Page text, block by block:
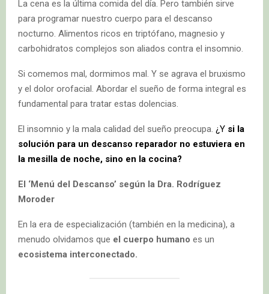
La cena es la última comida del día. Pero también sirve
para programar nuestro cuerpo para el descanso
nocturno. Alimentos ricos en triptófano, magnesio y
carbohidratos complejos son aliados contra el insomnio.
Si comemos mal, dormimos mal. Y se agrava el bruxismo
y el dolor orofacial. Abordar el sueño de forma integral es
fundamental para tratar estas dolencias.
El insomnio y la mala calidad del sueño preocupa. ¿Y si la
solución para un descanso reparador no estuviera en
la mesilla de noche, sino en la cocina?
El ‘Menú del Descanso’ según la Dra. Rodríguez
Moroder
En la era de especialización (también en la medicina), a
menudo olvidamos que el cuerpo humano es un
ecosistema interconectado.